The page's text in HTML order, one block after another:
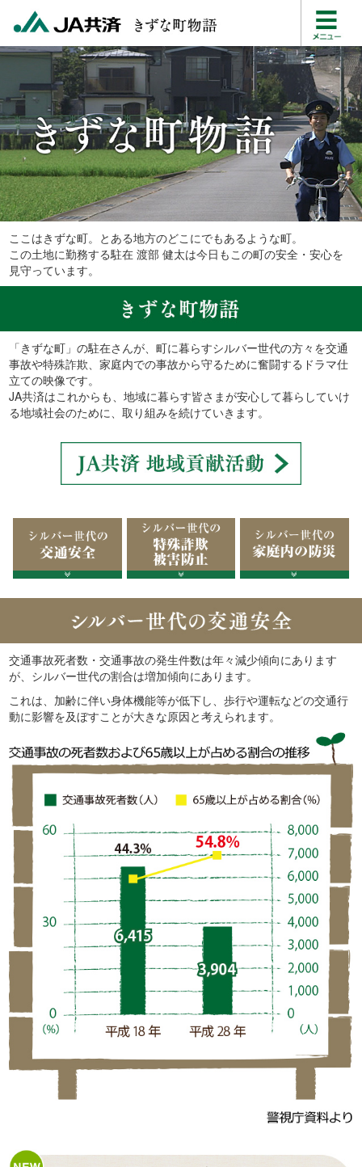
ここはきずな町。とある地方のどこにでもあるような町。
この土地に勤務する駐在 渡部 健太は今日もこの町の安全・安心を
見守っています。
「きずな町」の駐在さんが、町に暮らすシルバー世代の方々を交通
事故や特殊詐欺、家庭内での事故から守るために奮闘するドラマ仕
立ての映像です。
JA共済はこれからも、地域に暮らす皆さまが安心して暮らしていけ
る地域社会のために、取り組みを続けていきます。
交通事故死者数・交通事故の発生件数は年々減少傾向にあります
が、シルバー世代の割合は増加傾向にあります。
これは、加齢に伴い身体機能等が低下し、歩行や運転などの交通行
動に影響を及ぼすことが大きな原因と考えられます。